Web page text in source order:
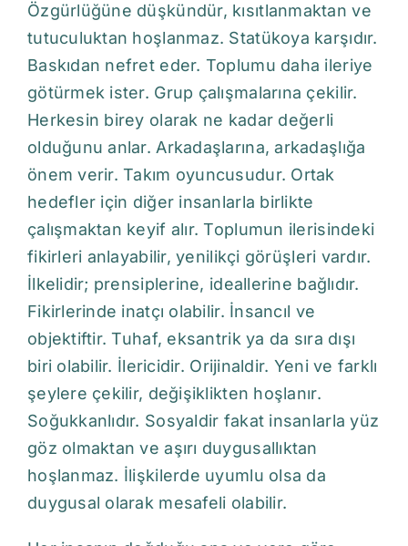
Özgürlüğüne düşkündür, kısıtlanmaktan ve
tutuculuktan hoşlanmaz. Statükoya karşıdır.
Baskıdan nefret eder. Toplumu daha ileriye
götürmek ister. Grup çalışmalarına çekilir.
Herkesin birey olarak ne kadar değerli
olduğunu anlar. Arkadaşlarına, arkadaşlığa
önem verir. Takım oyuncusudur. Ortak
hedefler için diğer insanlarla birlikte
çalışmaktan keyif alır. Toplumun ilerisindeki
fikirleri anlayabilir, yenilikçi görüşleri vardır.
İlkelidir; prensiplerine, ideallerine bağlıdır.
Fikirlerinde inatçı olabilir. İnsancıl ve
objektiftir. Tuhaf, eksantrik ya da sıra dışı
biri olabilir. İlericidir. Orijinaldir. Yeni ve farklı
şeylere çekilir, değişiklikten hoşlanır.
Soğukkanlıdır. Sosyaldir fakat insanlarla yüz
göz olmaktan ve aşırı duygusallıktan
hoşlanmaz. İlişkilerde uyumlu olsa da
duygusal olarak mesafeli olabilir.